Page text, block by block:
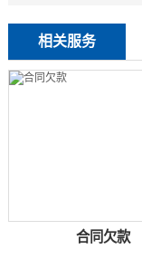
相关服务
合同欠款